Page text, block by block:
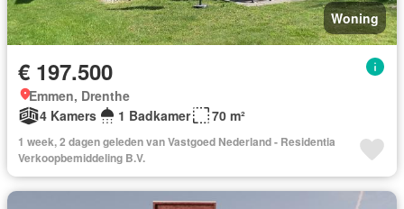
Woning
€ 197.500
Emmen, Drenthe
4 Kamers
1 Badkamer 70 m²
1 week, 2 dagen geleden van Vastgoed Nederland - Residentia
Verkoopbemiddeling B.V.